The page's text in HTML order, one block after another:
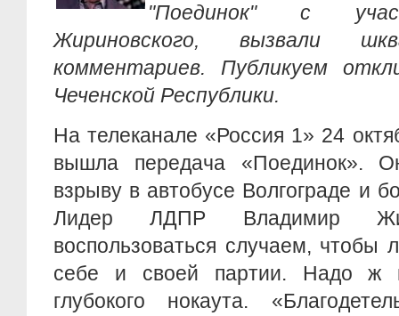
"Поединок" с
Жириновского, вызвали
комментариев. Публикуем
Чеченской Республики.
На телеканале «Россия 1» 24
вышла передача «Поединок».
взрыву в автобусе Волгограде и
Лидер ЛДПР Владимир
воспользоваться случаем, чтобы
себе и своей партии. Надо ж
глубокого нокаута.